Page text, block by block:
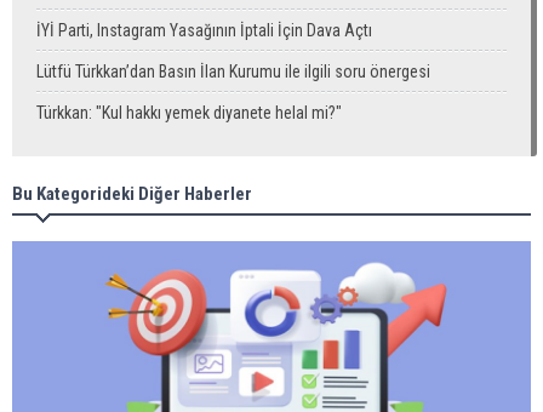
İYİ Parti, Instagram Yasağının İptali İçin Dava Açtı
Lütfü Türkkan’dan Basın İlan Kurumu ile ilgili soru önergesi
Türkkan: "Kul hakkı yemek diyanete helal mi?"
Bu Kategorideki Diğer Haberler